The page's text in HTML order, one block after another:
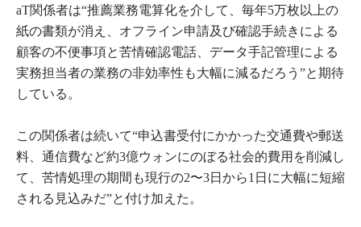
aT関係者は“推薦業務電算化を介して、毎年5万枚以上の
紙の書類が消え、オフライン申請及び確認手続きによる
顧客の不便事項と苦情確認電話、データ手記管理による
実務担当者の業務の非効率性も大幅に減るだろう”と期待
している。
この関係者は続いて“申込書受付にかかった交通費や郵送
料、通信費など約3億ウォンにのぼる社会的費用を削減し
て、苦情処理の期間も現行の2〜3日から1日に大幅に短縮
される見込みだ”と付け加えた。